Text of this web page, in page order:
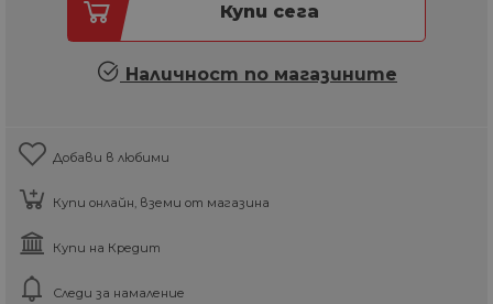
Купи сега
Наличност по магазините
Добави в любими
Купи онлайн, вземи от магазина
Купи на Кредит
Следи за намаление